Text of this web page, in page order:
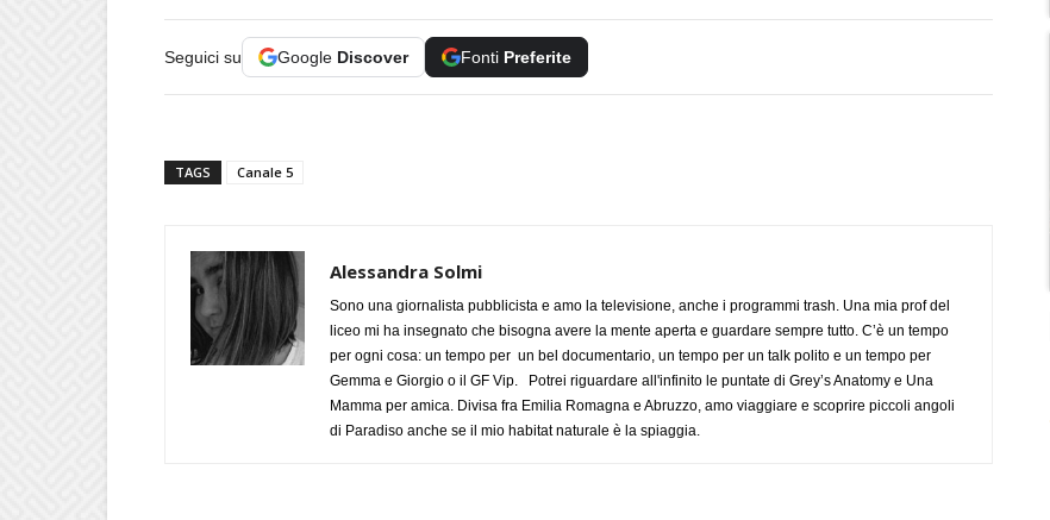
Seguici su Google Discover Fonti Preferite
TAGS Canale 5
Alessandra Solmi
Sono una giornalista pubblicista e amo la televisione, anche i programmi trash. Una mia prof del
liceo mi ha insegnato che bisogna avere la mente aperta e guardare sempre tutto. C’è un tempo
per ogni cosa: un tempo per un bel documentario, un tempo per un talk polito e un tempo per
Gemma e Giorgio o il GF Vip. Potrei riguardare all'infinito le puntate di Grey’s Anatomy e Una
Mamma per amica. Divisa fra Emilia Romagna e Abruzzo, amo viaggiare e scoprire piccoli angoli
di Paradiso anche se il mio habitat naturale è la spiaggia.